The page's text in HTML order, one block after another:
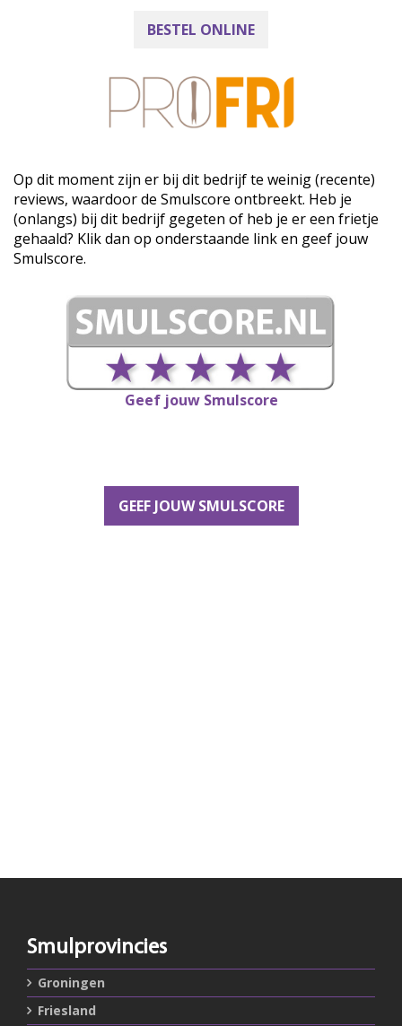
BESTEL ONLINE
Op dit moment zijn er bij dit bedrijf te weinig (recente)
reviews, waardoor de Smulscore ontbreekt. Heb je
(onlangs) bij dit bedrijf gegeten of heb je er een frietje
gehaald? Klik dan op onderstaande link en geef jouw
Smulscore.
Geef jouw Smulscore
GEEF JOUW SMULSCORE
Smulprovincies
Groningen
Friesland